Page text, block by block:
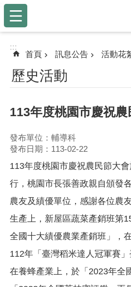
跳到主要內容區塊
:::
:::
首頁 訊息公告 活動花
歷史活動
113年度桃園市慶祝
發布單位：輔導科
發布日期：113-02-22
113年度桃園市慶祝農民節大
行，桃園市長張善政親自頒發
農友及績優單位，感謝各位農
生產上，新屋區蔬菜產銷班第
全國十大績優農業產銷班」，
112年「臺灣稻米達人冠軍賽」
在養蜂產業上，於「2023年全